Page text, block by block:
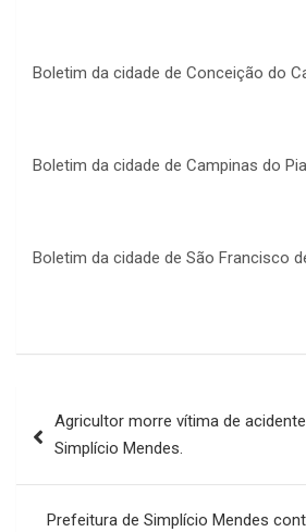
Boletim da cidade de Conceição do
Boletim da cidade de Campinas do
Boletim da cidade de São Francisco
de
Agricultor morre vítima de
Simplício Mendes.
Prefeitura de Simplício Mendes